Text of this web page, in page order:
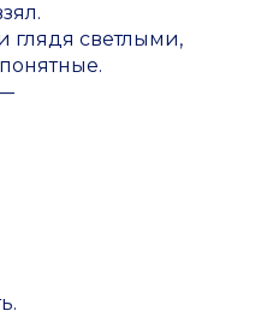
глядя светлыми,